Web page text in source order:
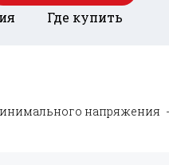
Где купить
напряжения